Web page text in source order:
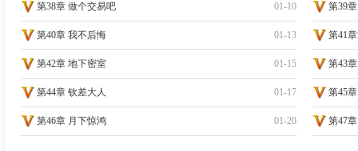
01-10
第38章 做个交易吧 第39
01-13
第40章 我不后悔 第41
01-15
第42章 地下密室 第43
01-17
第44章 钦差大人 第45
01-20
第46章 月下惊鸿 第47